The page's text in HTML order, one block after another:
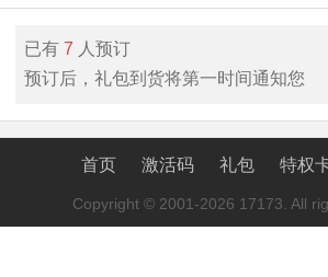
已有7 人预订
预订后，礼包到货将第一时间通知您
首页 激活码 礼包 特权
Copyright © 2001-2026 17173. All